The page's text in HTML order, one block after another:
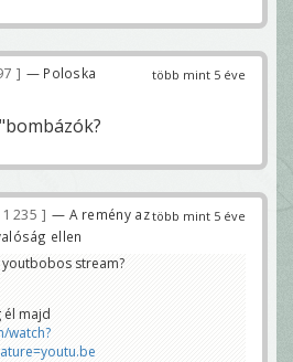
több mint 5 éve
— Poloska
több mint 5 éve
1 235
— A remény az
ellen
stream?
majd
watch?